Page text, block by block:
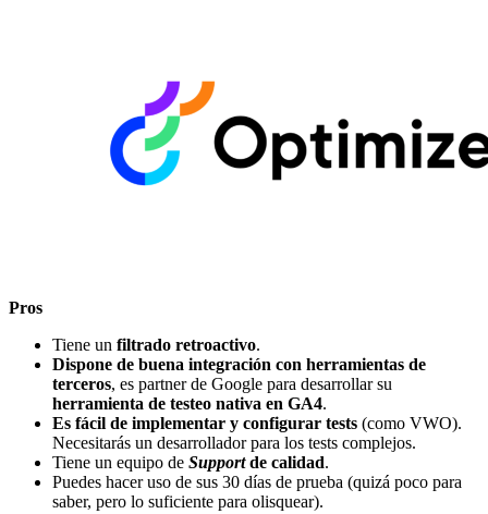
Pros
Tiene un filtrado retroactivo.
Dispone de buena integración con herramientas de
terceros, es partner de Google para desarrollar su
herramienta de testeo nativa en GA4.
Es fácil de implementar y configurar tests (como VWO).
Necesitarás un desarrollador para los tests complejos.
Tiene un equipo de Supportde calidad.
Puedes hacer uso de sus 30 días de prueba (quizá poco para
saber, pero lo suficiente para olisquear).